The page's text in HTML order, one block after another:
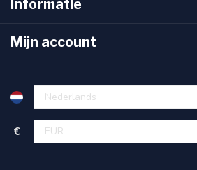
Informatie
Mijn account
€